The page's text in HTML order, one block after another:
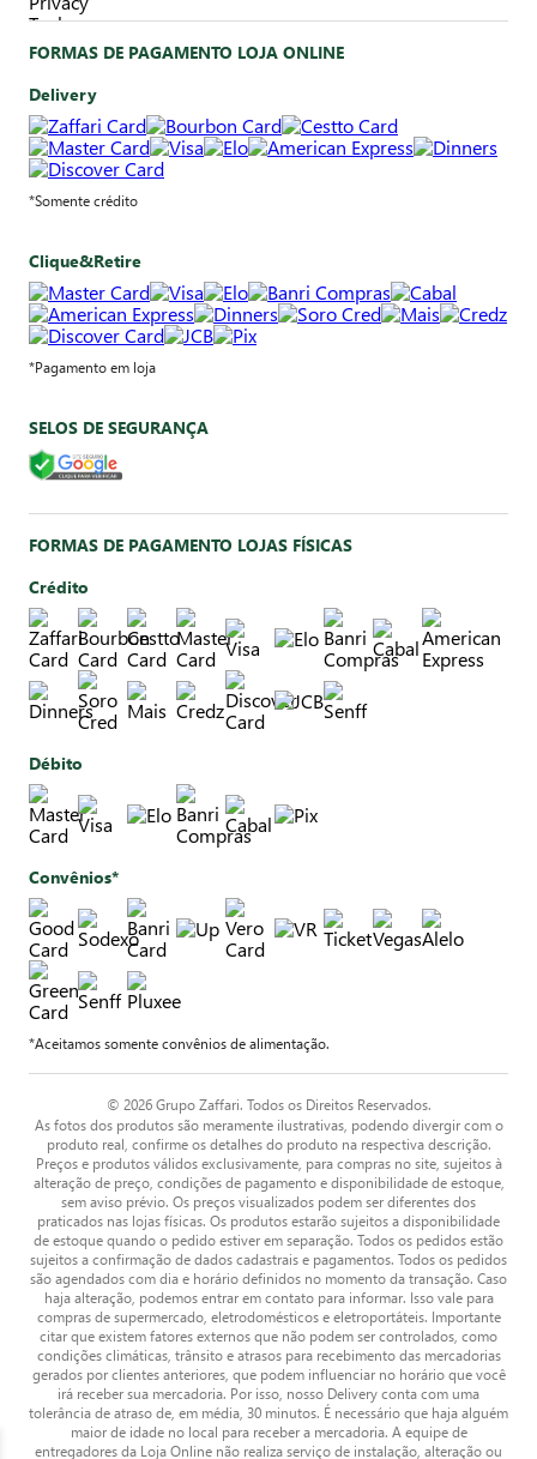
FORMAS DE PAGAMENTO LOJA ONLINE
Delivery
*Somente crédito
Clique&Retire
*Pagamento em loja
SELOS DE SEGURANÇA
FORMAS DE PAGAMENTO LOJAS FÍSICAS
Crédito
Débito
Convênios*
*Aceitamos somente convênios de alimentação.
© 2026 Grupo Zaffari. Todos os Direitos Reservados.
As fotos dos produtos são meramente ilustrativas, podendo divergir com o
produto real, confirme os detalhes do produto na respectiva descrição.
Preços e produtos válidos exclusivamente, para compras no site, sujeitos à
alteração de preço, condições de pagamento e disponibilidade de estoque,
sem aviso prévio. Os preços visualizados podem ser diferentes dos
praticados nas lojas físicas. Os produtos estarão sujeitos a disponibilidade
de estoque quando o pedido estiver em separação. Todos os pedidos estão
sujeitos a confirmação de dados cadastrais e pagamentos. Todos os pedidos
são agendados com dia e horário definidos no momento da transação. Caso
haja alteração, podemos entrar em contato para informar. Isso vale para
compras de supermercado, eletrodomésticos e eletroportáteis. Importante
citar que existem fatores externos que não podem ser controlados, como
condições climáticas, trânsito e atrasos para recebimento das mercadorias
gerados por clientes anteriores, que podem influenciar no horário que você
irá receber sua mercadoria. Por isso, nosso Delivery conta com uma
tolerância de atraso de, em média, 30 minutos. É necessário que haja alguém
maior de idade no local para receber a mercadoria. A equipe de
entregadores da Loja Online não realiza serviço de instalação, alteração ou